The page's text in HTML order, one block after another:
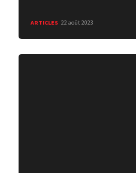
ARTICLES 22 août 2023